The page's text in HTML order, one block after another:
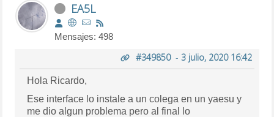
EA5L
Mensajes: 498
#349850- 3 julio, 2020 16:42
Hola Ricardo,
Ese interface lo instale a un colega en un yaesu y
me dio algun problema pero al final lo